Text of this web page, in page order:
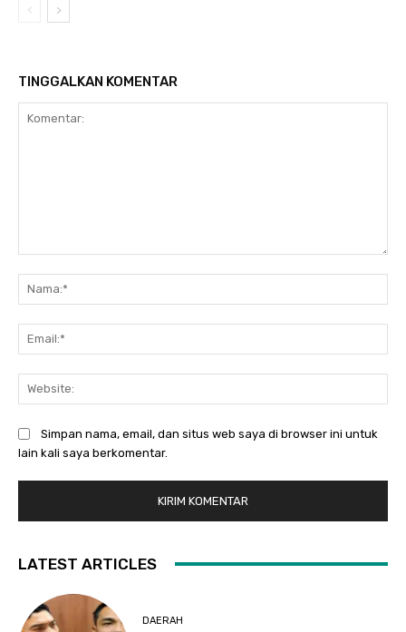
TINGGALKAN KOMENTAR
Simpan nama, email, dan situs web saya di browser ini untuk
lain kali saya berkomentar.
LATEST ARTICLES
DAERAH